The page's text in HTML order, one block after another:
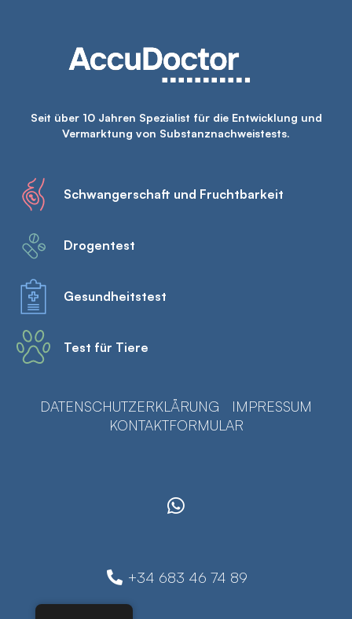
Seit über 10 Jahren Spezialist für die Entwicklung und
Vermarktung von Substanznachweistests.
Schwangerschaft und Fruchtbarkeit
Drogentest
Gesundheitstest
Test für Tiere
DATENSCHUTZERKLÄRUNG
IMPRESSUM
KONTAKTFORMULAR
+34 683 46 74 89